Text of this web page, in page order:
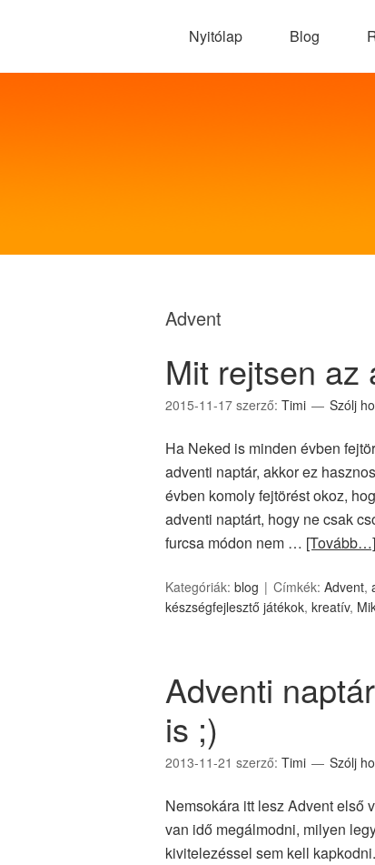
Nyitólap Blog
Advent
Mit rejtsen az
2015-11-17 szerző: Timi Szólj
Ha Neked is minden évben
adventi naptár, akkor ez
évben komoly fejtörést okoz,
adventi naptárt, hogy ne csak
furcsa módon nem … [Tovább…]
Kategóriák: blog Címkék: Advent,
készségfejlesztő játékok, kreatív,
Adventi
is ;)
2013-11-21 szerző: Timi Szólj
Nemsokára itt lesz Advent első
van idő megálmodni, milyen
kivitelezéssel sem kell